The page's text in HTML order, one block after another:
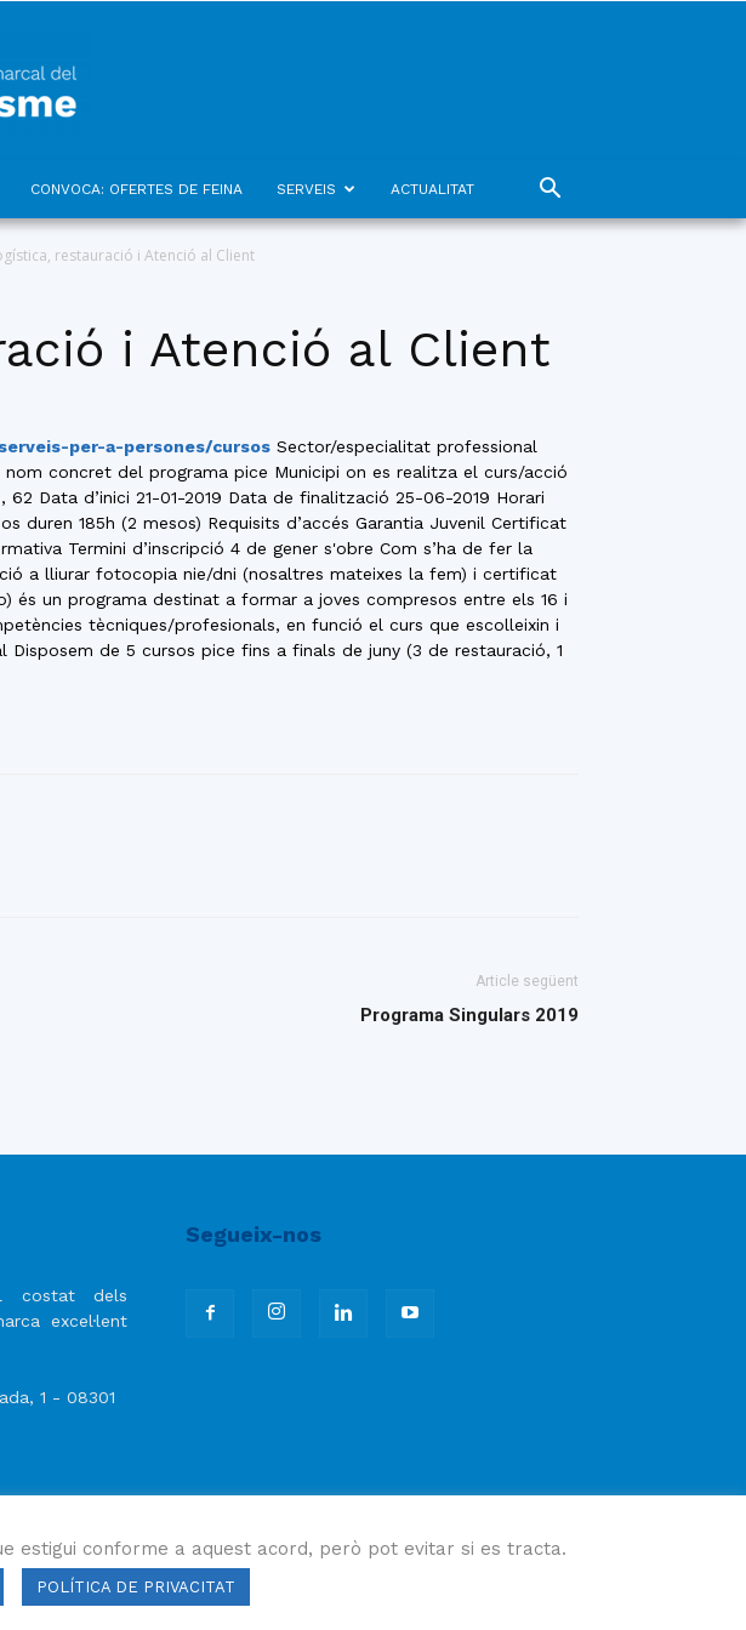
CONVOCA: OFERTES DE FEINA SERVEIS ACTUALITAT
restauració i Atenció al Client
i Atenció al Client
per-a-persones/cursos Sector/especialitat professional
concret del programa pice Municipi on es realitza el curs/acció
Data d’inici 21-01-2019 Data de finalització 25-06-2019 Horari
duren 185h (2 mesos) Requisits d’accés Garantia Juvenil Certificat
Termini d’inscripció 4 de gener s'obre Com s’ha de fer la
a lliurar fotocopia nie/dni (nosaltres mateixes la fem) i certificat
és un programa destinat a formar a joves compresos entre els 16 i
tècniques/profesionals, en funció el curs que escolleixin i
de 5 cursos pice fins a finals de juny (3 de restauració, 1
Article següent
Programa Singulars 2019
costat dels
excel·lent
1 - 08301
Segueix-nos
estigui conforme a aquest acord, però pot evitar si es tracta.
POLÍTICA DE PRIVACITAT